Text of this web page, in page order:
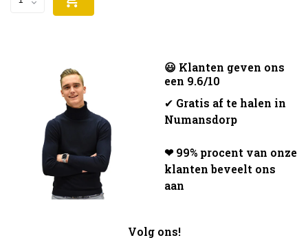
😃 Klanten geven ons
een 9.6/10
✔ Gratis af te halen in
Numansdorp
❤ 99% procent van onze
klanten beveelt ons
aan
Volg ons!